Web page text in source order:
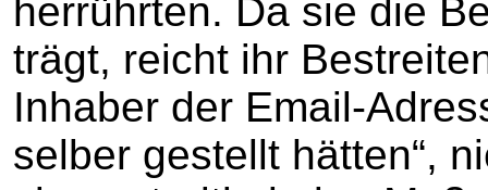
herrührten. Da sie die
trägt, reicht ihr
Inhaber der Email-
selber gestellt hätten“,